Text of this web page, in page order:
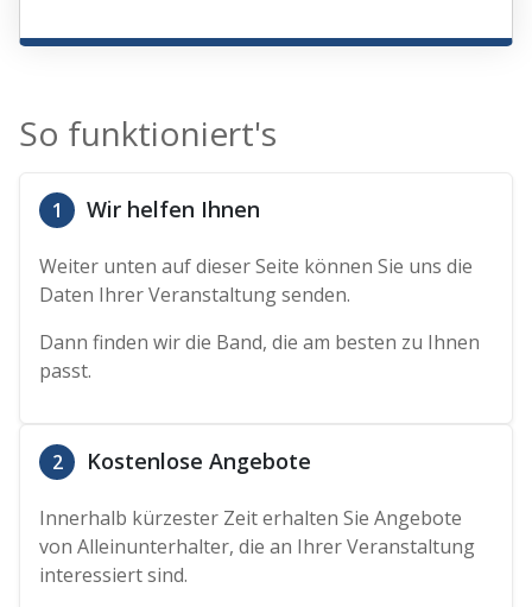
So funktioniert's
1 Wir helfen Ihnen
Weiter unten auf dieser Seite können Sie uns die
Daten Ihrer Veranstaltung senden.
Dann finden wir die Band, die am besten zu Ihnen
passt.
2 Kostenlose Angebote
Innerhalb kürzester Zeit erhalten Sie Angebote
von Alleinunterhalter, die an Ihrer Veranstaltung
interessiert sind.